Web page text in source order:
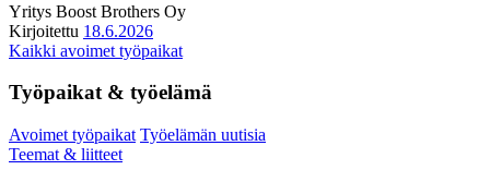
Yritys Boost Brothers Oy
Kirjoitettu 18.6.2026
Kaikki avoimet työpaikat
Työpaikat & työelämä
Avoimet työpaikat Työelämän uutisia
Teemat & liitteet